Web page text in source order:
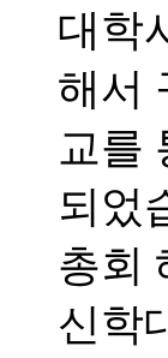
대학
해서
교를
되었
총회
신학